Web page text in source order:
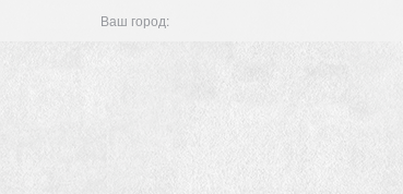
Ваш город: